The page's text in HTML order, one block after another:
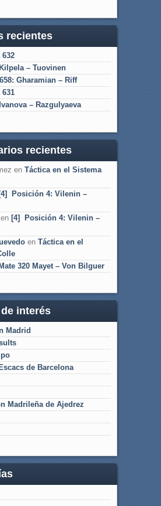
recientes
632
– Tuovinen
Gharamian – Riff
631
– Razgulyaeva
recientes
en Táctica en el Sistema
Posición 4: Vilenin –
[4] Posición 4: Vilenin –
en Táctica en el
320 Mayet – Von Bilguer
interés
Madrid
de Barcelona
Madrileña de Ajedrez